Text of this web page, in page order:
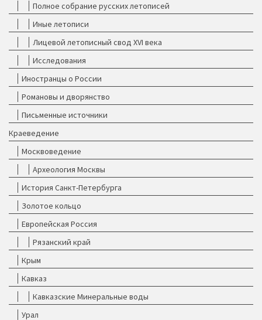
Полное собрание русских летописей
Иные летописи
Лицевой летописный свод XVI века
Исследования
Иностранцы о России
Романовы и дворянство
Письменные источники
Краеведение
Москвоведение
Археология Москвы
История Санкт-Петербурга
Золотое кольцо
Европейская Россия
Рязанский край
Крым
Кавказ
Кавказские Минеральные воды
Урал